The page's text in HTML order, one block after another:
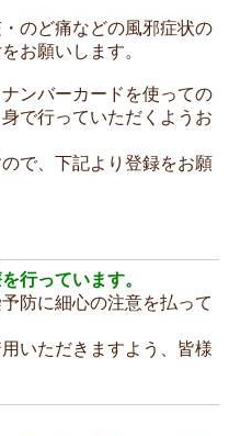
のど痛などの風邪症状の
お願いします。
ンバーカードを使っての
で行っていただくようお
で、下記より登録をお願
行っています。
防に細心の注意を払って
いただきますよう、皆様